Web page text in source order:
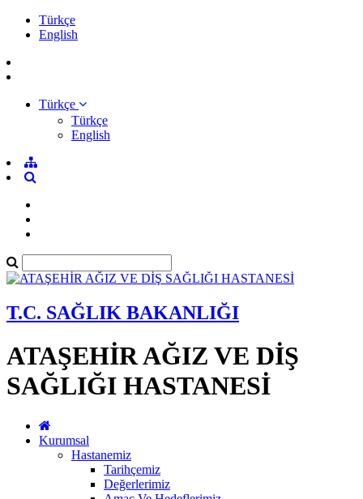
Türkçe
English
Türkçe
Türkçe
English
T.C. SAĞLIK BAKANLIĞI
ATAŞEHİR AĞIZ VE DİŞ
SAĞLIĞI HASTANESİ
Kurumsal
Hastanemiz
Tarihçemiz
Değerlerimiz